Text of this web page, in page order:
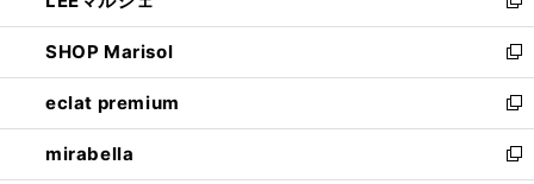
開
く
ウ
で
開
く
ン
ド
ウ
で
開
く
い
ウ
ィ
ン
ド
ウ
で
開
新
し
い
ウ
ィ
ン
ド
SHOP Marisol
新
し
い
ウ
ィ
eclat premium
新
し
い
mirabella
新